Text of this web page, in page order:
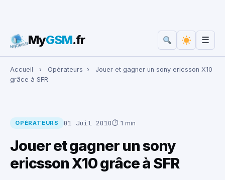
Rechercher :
MyGSM.fr ☰
Accueil › Opérateurs ›
Jouer et gagner un sony ericsson X10
grâce à SFR
OPÉRATEURS 01 Juil 2010⏱ 1 min
Jouer et gagner un sony
ericsson X10 grâce à SFR